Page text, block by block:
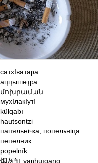
сатхIватара
аццышәҭра
մոխրաման
мухIлакIутI
külqabı
hautsontzi
папяльнічка, попельніца
пепелник
popelník
烟灰缸 yānhuīgāng